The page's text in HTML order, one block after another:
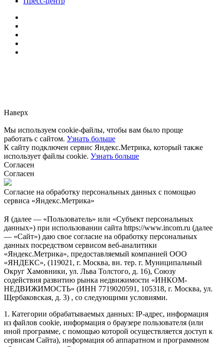
Наверх
Мы используем cookie-файлы, чтобы вам было проще
работать с сайтом. Узнать больше
К сайту подключен сервис Яндекс.Метрика, который также
использует файлы cookie. Узнать больше
Согласен
Согласен
Согласие на обработку персональных данных с помощью
сервиса «Яндекс.Метрика»
Я (далее — «Пользователь» или «Субъект персональных
данных») при использовании сайта https://www.incom.ru (далее
— «Сайт») даю свое согласие на обработку персональных
данных посредством сервисом веб-аналитики
«Яндекс.Метрика», предоставляемый компанией ООО
«ЯНДЕКС», (119021, г. Москва, вн. тер. г. Муниципальный
Округ Хамовники, ул. Льва Толстого, д. 16), Союзу
содействия развитию рынка недвижимости «ИНКОМ-
НЕДВИЖИМОСТЬ» (ИНН 7719020591, 105318, г. Москва, ул.
Щербаковская, д. 3) , со следующими условиями.
1. Категории обрабатываемых данных: IP-адрес, информация
из файлов cookie, информация о браузере пользователя (или
иной программе, с помощью которой осуществляется доступ к
сервисам Сайта), информация об аппаратном и программном